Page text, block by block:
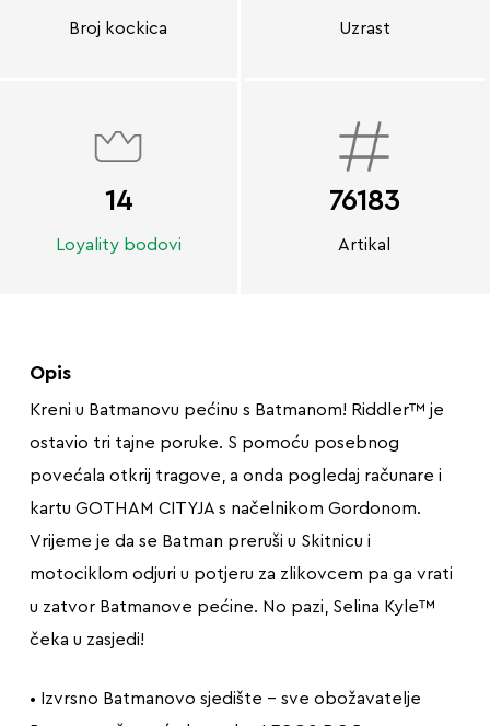
Broj kockica Uzrast
14
Loyality bodovi
76183
Artikal
Opis
Kreni u Batmanovu pećinu s Batmanom! Riddler™ je
ostavio tri tajne poruke. S pomoću posebnog
povećala otkrij tragove, a onda pogledaj računare i
kartu GOTHAM CITYJA s načelnikom Gordonom.
Vrijeme je da se Batman preruši u Skitnicu i
motociklom odjuri u potjeru za zlikovcem pa ga vrati
u zatvor Batmanove pećine. No pazi, Selina Kyle™
čeka u zasjedi!
• Izvrsno Batmanovo sjedište – sve obožavatelje